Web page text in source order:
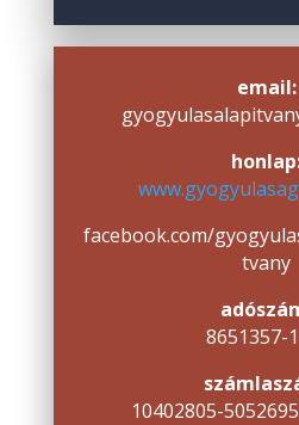
email:
facebook.com/
tvany
8651357-
10402805-